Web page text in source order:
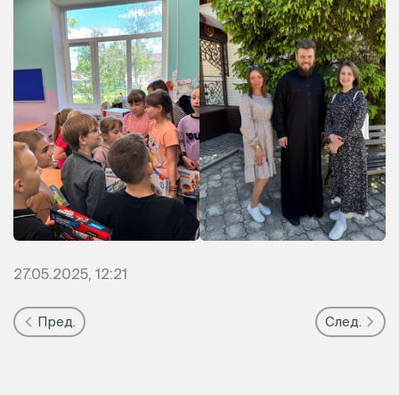
27.05.2025, 12:21
Пред. След.